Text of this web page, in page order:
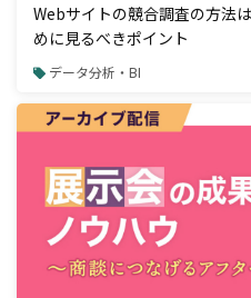
Webサイトの競合調査の方法
めに見るべきポイント
データ分析・BI